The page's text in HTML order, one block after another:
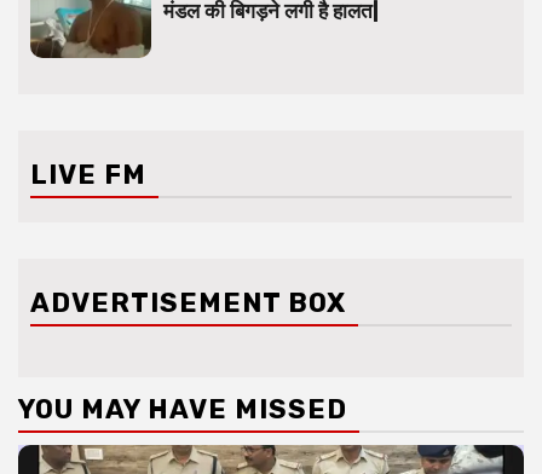
मंडल की बिगड़ने लगी है हालत|
LIVE FM
ADVERTISEMENT BOX
YOU MAY HAVE MISSED